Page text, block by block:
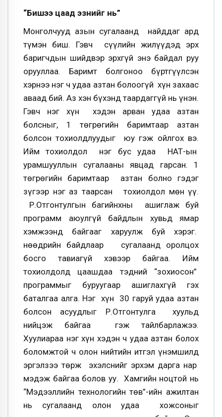
“Бишээ цаад эзнийг нь”
Монголчууд азын сугалаанд найддаг ард
түмэн биш. Гэвч сүүлийн жилүүдэд эрх
баригчдын шийдвэр эрхгүй энэ байдал руу
орууллаа. Баримт болгоноо бүртгүүлсэн
хэрнээ нэг ч удаа азтан болоогүй хүн захаас
аваад бий. Аз хэн бүхэнд таардаггүй нь үнэн.
Гэвч нэг хүн хэдэн арван удаа азтан
болсныг, 1 төгрөгийн баримтаар азтан
болсон тохиолдлуудыг юу гэж ойлгох вэ.
Ийм тохиолдол нэг бус удаа НӨАТ-ын
урамшууллын сугалааны явцад гарсан. 1
төгрөгийн баримтаар азтан болно гэдэг
зүгээр нэг аз таарсан тохиолдол мөн үү.
Р.Отгонтулгын багийнхны ашиглаж буй
программ аюулгүй байдлын хувьд ямар
хэмжээнд байгааг харуулж буй хэрэг.
Өнөөдрийн байдлаар сугалаанд оролцох
босго тавиагүй хэвээр байгаа. Ийм
тохиолдолд цаашдаа тэдний “зохиосон”
программыг буруугаар ашиглахгүй гэх
баталгаа алга. Нэг хүн 30 гаруй удаа азтан
болсон асуудлыг Р.Отгонтулга хуульд
нийцэж байгаа гэж тайлбарлажээ.
Хуулиараа нэг хүн хэдэн ч удаа азтан болох
боломжтой ч олон нийтийн итгэл үнэмшилд
эргэлзээ төрж эхэлснийг эрхэм дарга нар
мэдэж байгаа болов уу. Хамгийн ноцтой нь
“Мэдээллийн технологийн төв”-ийн ажилтан
нь сугалаанд олон удаа хожсоныг